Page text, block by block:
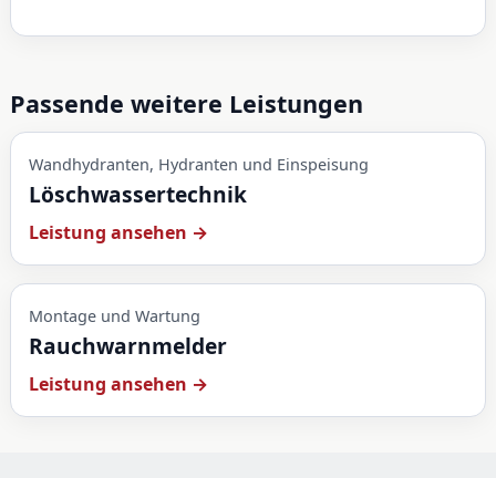
Passende weitere Leistungen
Wandhydranten, Hydranten und Einspeisung
Löschwassertechnik
Leistung ansehen →
Montage und Wartung
Rauchwarnmelder
Leistung ansehen →